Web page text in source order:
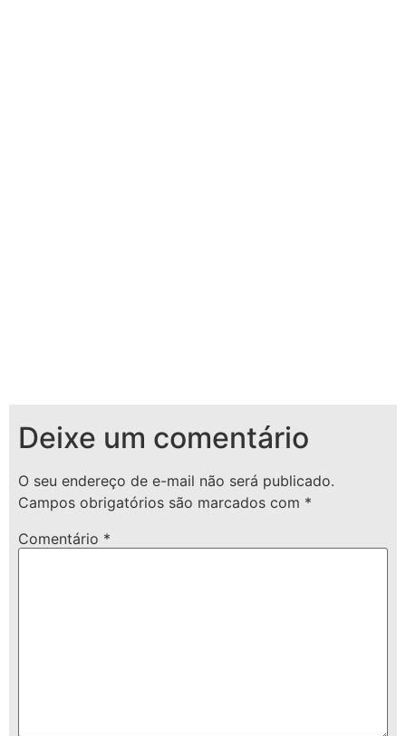
Deixe um comentário
O seu endereço de e-mail não será publicado.
Campos obrigatórios são marcados com *
Comentário *